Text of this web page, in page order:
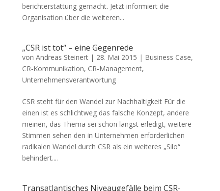
berichterstattung gemacht. Jetzt informiert die
Organisation über die weiteren...
„CSR ist tot“ – eine Gegenrede
von Andreas Steinert| 28. Mai 2015 | Business Case,
CR-Kommunikation, CR-Management,
Unternehmensverantwortung
CSR steht für den Wandel zur Nachhaltigkeit Für die
einen ist es schlichtweg das falsche Konzept, andere
meinen, das Thema sei schon längst erledigt, weitere
Stimmen sehen den in Unternehmen erforderlichen
radikalen Wandel durch CSR als ein weiteres „Silo“
behindert....
Transatlantisches Niveaugefälle beim CSR-